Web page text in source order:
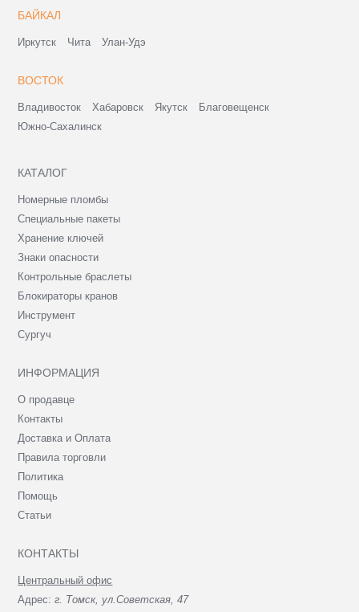
БАЙКАЛ
Иркутск Чита Улан-Удэ
ВОСТОК
Владивосток Хабаровск Якутск
Благовещенск
Южно-Сахалинск
КАТАЛОГ
Номерные пломбы
Специальные пакеты
Хранение ключей
Знаки опасности
Контрольные браслеты
Блокираторы кранов
Инструмент
Сургуч
ИНФОРМАЦИЯ
О продавце
Контакты
Доставка и Оплата
Правила торговли
Политика
Помощь
Статьи
КОНТАКТЫ
Центральный офис
Адрес:г. Томск, ул.Советская, 47